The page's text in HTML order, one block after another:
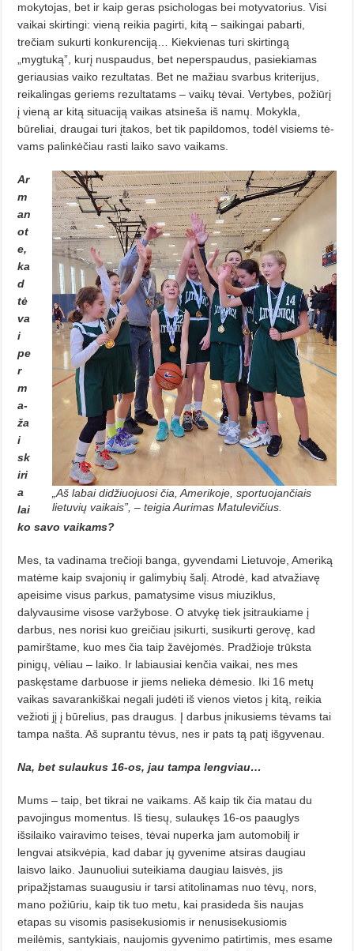
mokytojas, bet ir kaip geras psichologas bei motyvatorius. Visi
vaikai skirtingi: vieną reikia pagirti, kitą – saikingai pabarti,
trečiam sukurti konkurenciją… Kiekvienas turi skir­tingą
„mygtuką”, kurį nuspaudus, bet neperspaudus, pasiekiamas
geriausias vaiko rezultatas. Bet ne mažiau svarbus kriterijus,
reika­lingas geriems rezultatams – vaikų tėvai. Vertybes, požiūrį
į vieną ar ki­tą si­tua­ciją vaikas atsineša iš namų. Mo­kykla,
būreliai, draugai turi įta­kos, bet tik papildomos, todėl visiems tė­
vams palinkėčiau rasti laiko savo vaikams.
„Aš labai didžiuojuosi čia, Amerikoje, sportuojančiais
lietuvių vaikais”, – teigia Aurimas Matulevičius.
Ar
m
an
ot
e,
ka
d
tė
va
i
pe
r
m
a­
ža
i
sk
iri
a
lai
ko savo vaikams?
Mes, ta vadinama trečioji banga, gyvendami Lietuvoje, Ameriką
matė­me kaip svajonių ir galimybių šalį. Atrodė, kad atvažiavę
apeisime visus parkus, pamatysime visus miuziklus,
dalyvausime visose varžybose. O at­vykę tiek įsitraukiame į
darbus, nes norisi kuo greičiau įsikurti, susikurti gerovę, kad
pamirštame, kuo mes čia taip žavėjomės. Pradžioje trūksta
pinigų, vėliau – laiko. Ir labiausiai kenčia vaikai, nes mes
paskęstame dar­buose ir jiems nelieka dėmesio. Iki 16 metų
vaikas savarankiškai negali judėti iš vienos vietos į kitą, reikia
vežioti jį į būrelius, pas draugus. Į darbus įnikusiems tėvams tai
tampa našta. Aš suprantu tėvus, nes ir pats tą patį išgyvenau.
Na, bet sulaukus 16-os, jau tam­pa lengviau…
Mums – taip, bet tikrai ne vai­kams. Aš kaip tik čia matau du
pavojingus momentus. Iš tiesų, sulaukęs 16-os paauglys
išsilaiko vairavimo tei­ses, tėvai nuperka jam automobilį ir
lengvai atsikvėpia, kad dabar jų gyvenime atsiras daugiau
laisvo lai­ko. Jaunuoliui suteikiama daugiau laisvės, jis
pripažįstamas suaugusiu ir tarsi atitolinamas nuo tėvų, nors,
mano požiūriu, kaip tik tuo metu, kai prasideda šis naujas
etapas su viso­mis pasisekusiomis ir nenusisekusiomis
meilėmis, santykiais, naujo­mis gyvenimo patirtimis, mes esame